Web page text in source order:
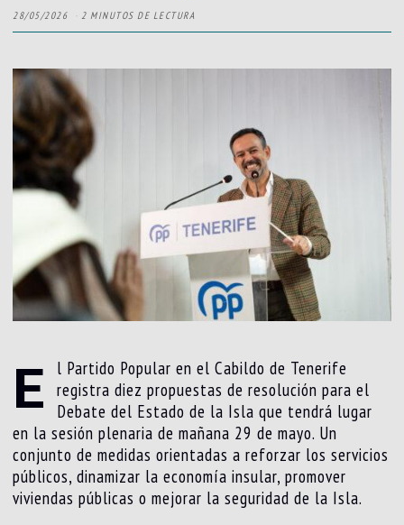
28/05/2026 2 MINUTOS DE LECTURA
E
l Partido Popular en el Cabildo de Tenerife
registra diez propuestas de resolución para el
Debate del Estado de la Isla que tendrá lugar
en la sesión plenaria de mañana 29 de mayo. Un
conjunto de medidas orientadas a reforzar los servicios
públicos, dinamizar la economía insular, promover
viviendas públicas o mejorar la seguridad de la Isla.